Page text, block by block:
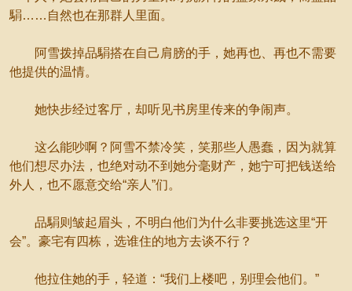
駽……自然也在那群人里面。
阿雪拨掉品駽搭在自己肩膀的手，她再也、再也不需要
他提供的温情。
她快步经过客厅，却听见书房里传来的争闹声。
这么能吵啊？阿雪不禁冷笑，笑那些人愚蠢，因为就算
他们想尽办法，也绝对动不到她分毫财产，她宁可把钱送给
外人，也不愿意交给“亲人”们。
品駽则皱起眉头，不明白他们为什么非要挑选这里“开
会”。豪宅有四栋，选谁住的地方去谈不行？
他拉住她的手，轻道：“我们上楼吧，别理会他们。”